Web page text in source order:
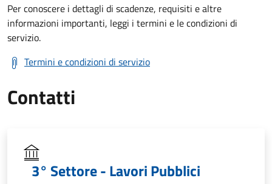
Per conoscere i dettagli di scadenze, requisiti e altre
informazioni importanti, leggi i termini e le condizioni di
servizio.
Termini e condizioni di servizio
Contatti
3° Settore - Lavori Pubblici